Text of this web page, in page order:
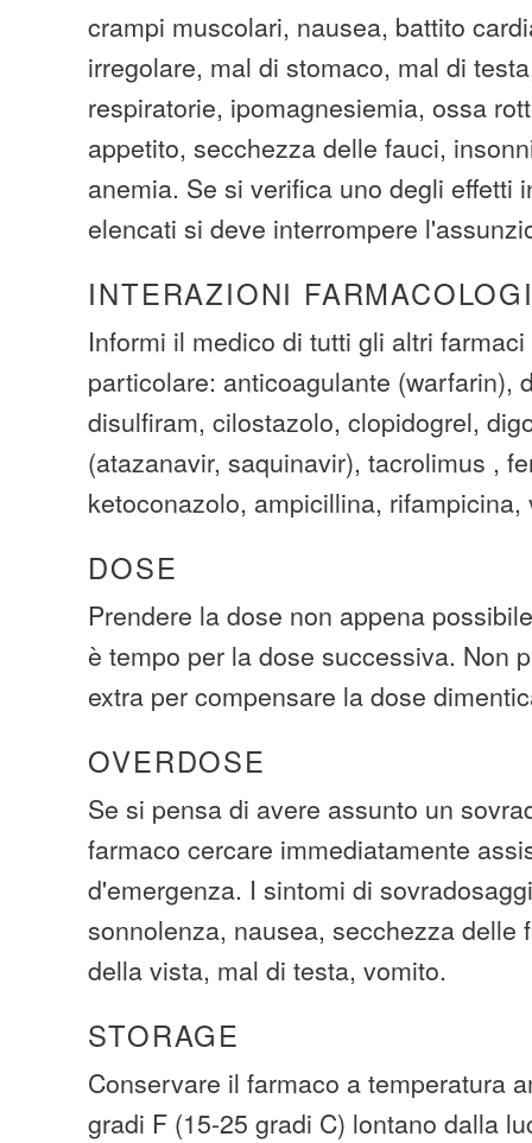
crampi muscolari, nausea, battito
irregolare, mal di stomaco, mal di
respiratorie, ipomagnesiemia, ossa
appetito, secchezza delle fauci,
anemia. Se si verifica uno degli effetti
elencati si deve interrompere
INTERAZIONI
Informi il medico di tutti gli altri
particolare: anticoagulante (warfarin),
disulfiram, cilostazolo, clopidogrel,
(atazanavir, saquinavir), tacrolimus ,
ketoconazolo, ampicillina,
DOSE
Prendere la dose non appena
è tempo per la dose successiva. Non
extra per compensare la dose
OVERDOSE
Se si pensa di avere assunto un
farmaco cercare immediatamente
d'emergenza. I sintomi di
sonnolenza, nausea, secchezza delle
della vista, mal di testa, vomito.
STORAGE
Conservare il farmaco a temperatura
gradi F (15-25 gradi C) lontano dalla